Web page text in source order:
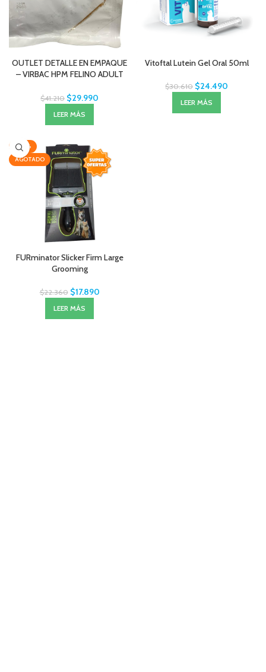
OUTLET DETALLE EN EMPAQUE
– VIRBAC HPM FELINO ADULT
$41.210 $29.990
LEER MÁS
Vitoftal Lutein Gel Oral 50ml
$30.610 $24.490
LEER MÁS
-20%
AGOTADO
FURminator Slicker Firm Large
Grooming
$22.360 $17.890
LEER MÁS